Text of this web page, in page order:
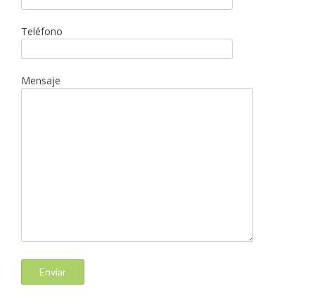
Teléfono
Mensaje